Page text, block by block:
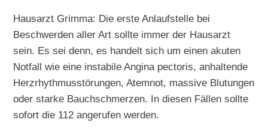
Hausarzt Grimma: Die erste Anlaufstelle bei
Beschwerden aller Art sollte immer der Hausarzt
sein. Es sei denn, es handelt sich um einen akuten
Notfall wie eine instabile Angina pectoris, anhaltende
Herzrhythmusstörungen, Atemnot, massive Blutungen
oder starke Bauchschmerzen. In diesen Fällen sollte
sofort die 112 angerufen werden.